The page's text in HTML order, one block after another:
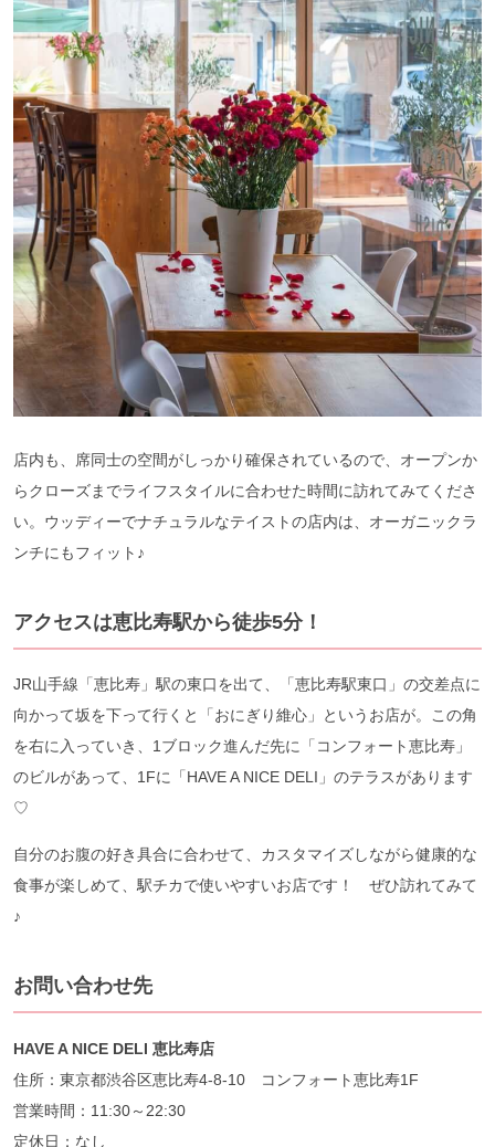
店内も、席同士の空間がしっかり確保されているので、オープンか
らクローズまでライフスタイルに合わせた時間に訪れてみてくださ
い。ウッディーでナチュラルなテイストの店内は、オーガニックラ
ンチにもフィット♪
アクセスは恵比寿駅から徒歩5分！
JR山手線「恵比寿」駅の東口を出て、「恵比寿駅東口」の交差点に
向かって坂を下って行くと「おにぎり維心」というお店が。この角
を右に入っていき、1ブロック進んだ先に「コンフォート恵比寿」
のビルがあって、1Fに「HAVE A NICE DELI」のテラスがあります
♡
自分のお腹の好き具合に合わせて、カスタマイズしながら健康的な
食事が楽しめて、駅チカで使いやすいお店です！ ぜひ訪れてみて
♪
お問い合わせ先
HAVE A NICE DELI 恵比寿店
住所：東京都渋谷区恵比寿4-8-10 コンフォート恵比寿1F
営業時間：11:30～22:30
定休日：なし